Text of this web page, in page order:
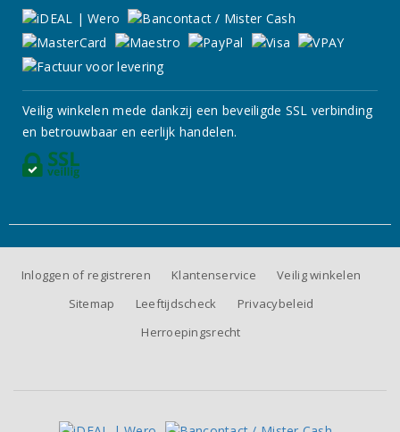
Veilig winkelen mede dankzij een beveiligde SSL verbinding
en betrouwbaar en eerlijk handelen.
Inloggen of registreren Klantenservice
Veilig winkelen
Sitemap
Leeftijdscheck
Privacybeleid
Herroepingsrecht